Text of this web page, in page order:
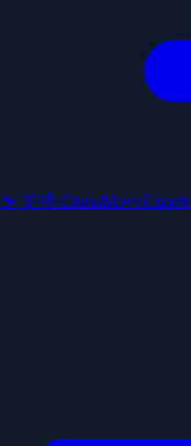
☕ 支持 ChessMoveExpert